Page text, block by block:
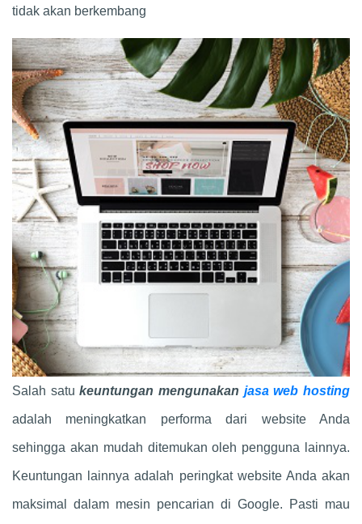
tidak akan berkembang
Salah satukeuntungan mengunakan jasa web hosting
adalah meningkatkan performa dari website Anda
sehingga akan mudah ditemukan oleh pengguna lainnya.
Keuntungan lainnya adalah peringkat website Anda akan
maksimal dalam mesin pencarian di Google. Pasti mau